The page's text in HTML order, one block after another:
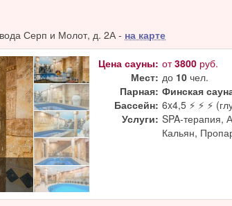
Серп и Молот, д. 2А - на карте
Цена сауны: от3800 руб.
Мест: до 10 чел.
Парная: Финская
Бассейн: 6x4,5 ⚡ ⚡ ⚡
Услуги: SPA-терапия,
Кальян,